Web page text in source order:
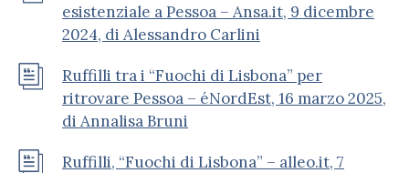
esistenziale a Pessoa – Ansa.it, 9 dicembre
2024, di Alessandro Carlini
Ruffilli tra i “Fuochi di Lisbona” per
ritrovare Pessoa – éNordEst, 16 marzo 2025,
di Annalisa Bruni
Ruffilli, “Fuochi di Lisbona” – alleo.it, 7